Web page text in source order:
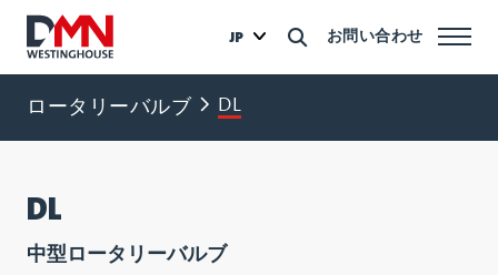
お問い合わせ
JP
ロータリーバルブ DL
DL
中型ロータリーバルブ